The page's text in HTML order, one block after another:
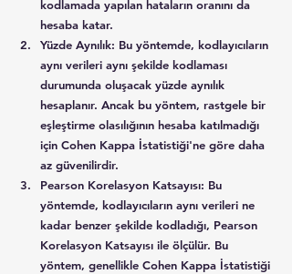
kodlamada yapılan hataların oranını da
hesaba katar.
Yüzde Aynılık: Bu yöntemde, kodlayıcıların
aynı verileri aynı şekilde kodlaması
durumunda oluşacak yüzde aynılık
hesaplanır. Ancak bu yöntem, rastgele bir
eşleştirme olasılığının hesaba katılmadığı
için Cohen Kappa İstatistiği'ne göre daha
az güvenilirdir.
Pearson Korelasyon Katsayısı: Bu
yöntemde, kodlayıcıların aynı verileri ne
kadar benzer şekilde kodladığı, Pearson
Korelasyon Katsayısı ile ölçülür. Bu
yöntem, genellikle Cohen Kappa İstatistiği